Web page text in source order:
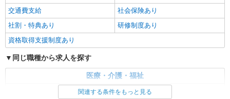
時給1350円〜1937円 ＜日払い有/週払い有/交
通費全支給(ガソリン代含む)＞
広島市安佐南区
キープ 詳細を見る
広島共立病院の看護スタッフ
交通費支給
社会保険あり
社割・特典あり
研修制度あり
資格取得支援制度あり
同じ職種から求人を探す
医療・介護・福祉
看護師・保健師・看護助手・助産師
関連する条件をもっと見る